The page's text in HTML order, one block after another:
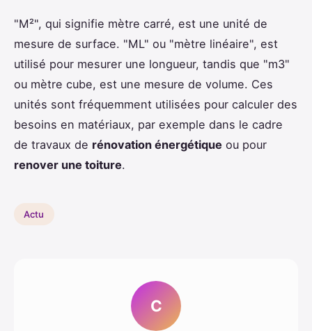
"M²", qui signifie mètre carré, est une unité de
mesure de surface. "ML" ou "mètre linéaire", est
utilisé pour mesurer une longueur, tandis que "m3"
ou mètre cube, est une mesure de volume. Ces
unités sont fréquemment utilisées pour calculer des
besoins en matériaux, par exemple dans le cadre
de travaux de rénovation énergétique ou pour
renover une toiture.
Actu
C